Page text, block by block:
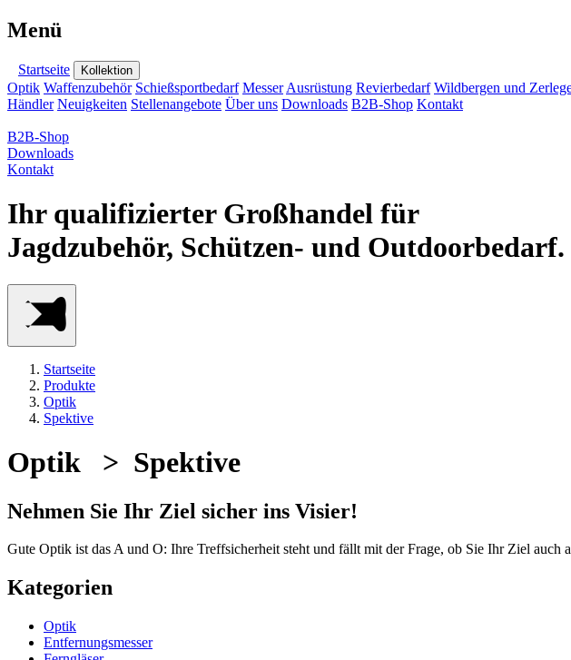
Menü
Startseite Kollektion
Optik Waffenzubehör Schießsportbedarf Messer Ausrüstung Revierbedarf Wildbergen und
Händler Neuigkeiten Stellenangebote Über uns Downloads B2B-Shop Kontakt
B2B-Shop
Downloads
Kontakt
Ihr qualifizierter Großhandel für
Jagdzubehör, Schützen- und Outdoorbedarf.
Startseite
Produkte
Optik
Spektive
Optik > Spektive
Nehmen Sie Ihr Ziel sicher ins Visier!
Gute Optik ist das A und O: Ihre Treffsicherheit steht und fällt mit der Frage, ob Sie Ihr Ziel
Kategorien
Optik
Entfernungsmesser